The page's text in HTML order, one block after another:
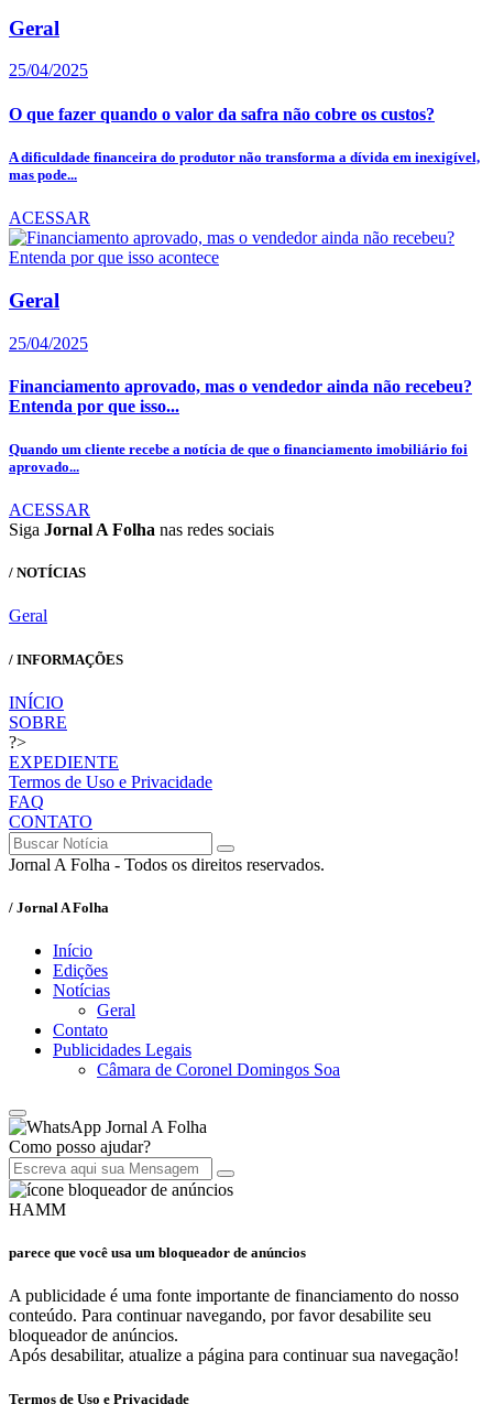
Geral
25/04/2025
O que fazer quando o valor da safra não cobre os custos?
A dificuldade financeira do produtor não transforma a dívida em inexigível,
mas pode...
ACESSAR
Geral
25/04/2025
Financiamento aprovado, mas o vendedor ainda não recebeu?
Entenda por que isso...
Quando um cliente recebe a notícia de que o financiamento imobiliário foi
aprovado...
ACESSAR
Siga Jornal A Folha nas redes sociais
/ NOTÍCIAS
Geral
/ INFORMAÇÕES
INÍCIO
SOBRE
?>
EXPEDIENTE
Termos de Uso e Privacidade
FAQ
CONTATO
Jornal A Folha - Todos os direitos reservados.
/ Jornal A Folha
Início
Edições
Notícias
Geral
Contato
Publicidades Legais
Câmara de Coronel Domingos Soa
Jornal A Folha
Como posso ajudar?
HAMM
parece que você usa um bloqueador de anúncios
A publicidade é uma fonte importante de financiamento do nosso
conteúdo. Para continuar navegando, por favor desabilite seu
bloqueador de anúncios.
Após desabilitar, atualize a página para continuar sua navegação!
Termos de Uso e Privacidade